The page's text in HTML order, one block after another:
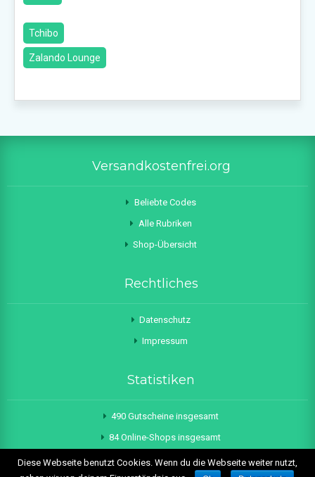
Tchibo
Zalando Lounge
Versandkostenfrei.org
Beliebte Codes
Alle Rubriken
Shop-Übersicht
Rechtliches
Datenschutz
Impressum
Statistiken
490 Gutscheine insgesamt
84 Online-Shops insgesamt
Letztes Update: 10.08.2026
Diese Webseite benutzt Cookies. Wenn du die Webseite weiter nutzt,